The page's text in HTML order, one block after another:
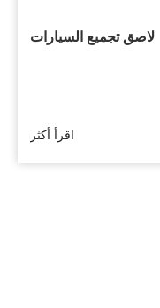
لاصق تجميع السيارات
اقرأ أكثر